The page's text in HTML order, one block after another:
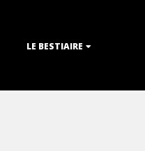
LE BESTIAIRE